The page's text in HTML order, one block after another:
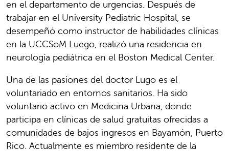
en el departamento de urgencias. Después de
trabajar en el University Pediatric Hospital, se
desempeñó como instructor de habilidades clínicas
en la UCCSoM Luego, realizó una residencia en
neurología pediátrica en el Boston Medical Center.
Una de las pasiones del doctor Lugo es el
voluntariado en entornos sanitarios. Ha sido
voluntario activo en Medicina Urbana, donde
participa en clínicas de salud gratuitas ofrecidas a
comunidades de bajos ingresos en Bayamón, Puerto
Rico. Actualmente es miembro residente de la